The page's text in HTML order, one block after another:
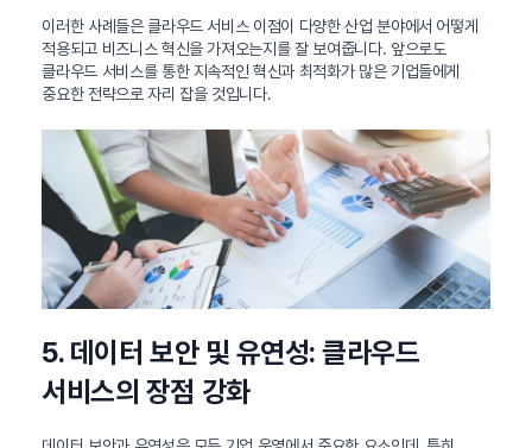
이러한 사례들은 클라우드 서비스 이점이 다양한 산업 분야에서 어떻게
적용되고 비즈니스 혁신을 가져오는지를 잘 보여줍니다. 앞으로도
클라우드 서비스를 통한 지속적인 혁신과 최적화가 많은 기업들에게
중요한 전략으로 자리 잡을 것입니다.
5. 데이터 보안 및 유연성: 클라우드
서비스의 장점 강화